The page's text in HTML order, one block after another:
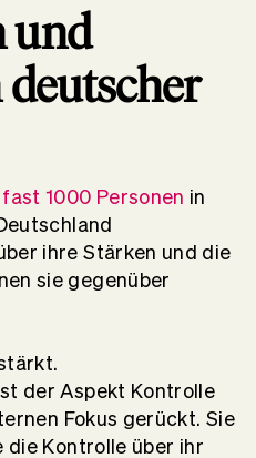
und
1000 Personen in
ihre Stärken und die
sie gegenüber
der Aspekt Kontrolle
Fokus gerückt. Sie
die Kontrolle über ihr